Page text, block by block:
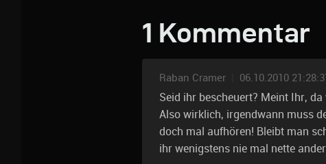
1 Kommentar
Raban Cramer 06.10.2010
Seid ihr bescheuert? Meint Ihr,
Also wirklich, irgendwann muss
doch mal aufhören! Bleibt man
ihr wenigstens nie mal nette